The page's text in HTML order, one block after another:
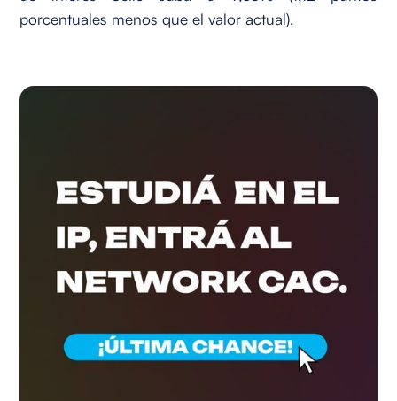
porcentuales menos que el valor actual).